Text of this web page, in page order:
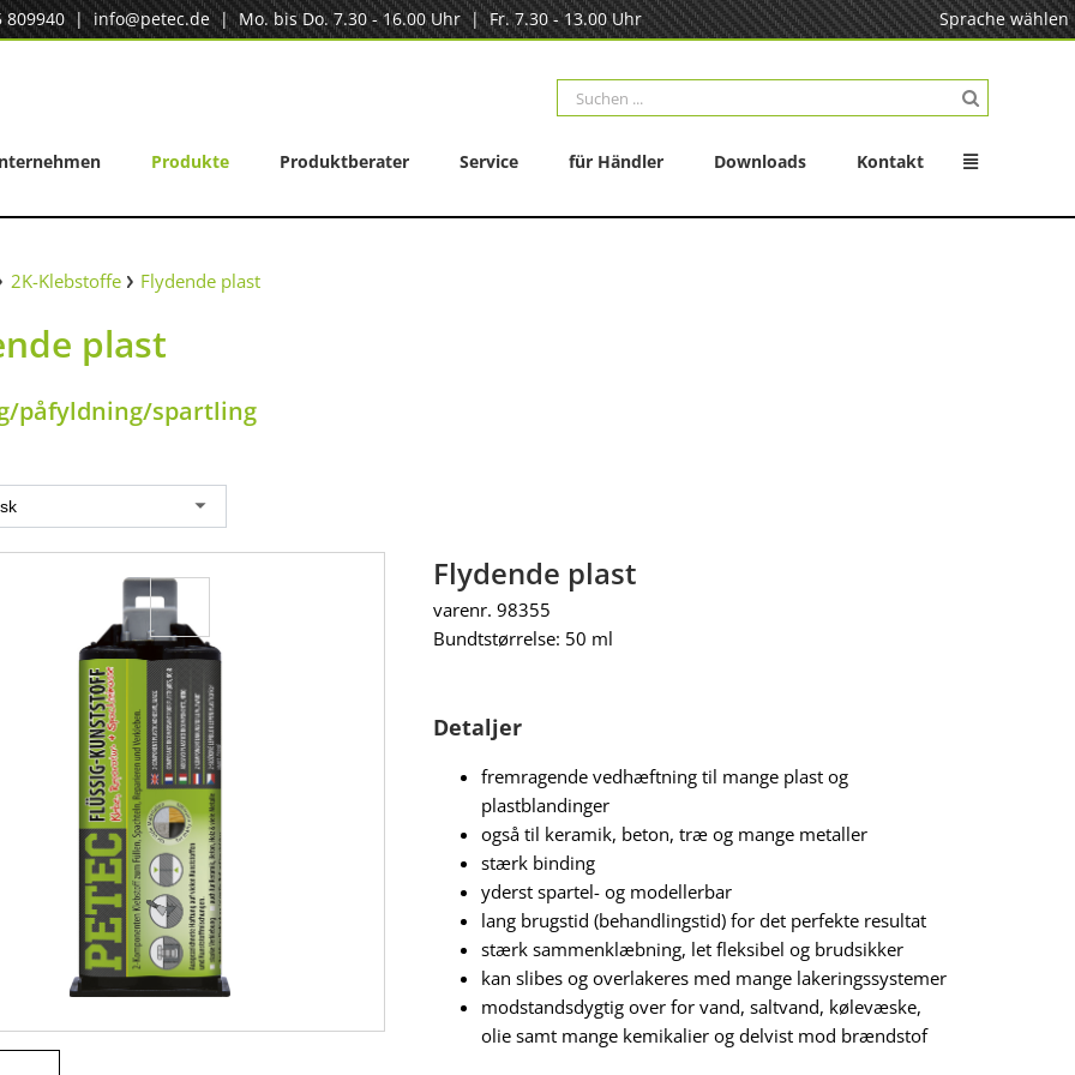
809940|info@petec.de| Mo. bis Do. 7.30 - 16.00 Uhr | Fr. 7.30 - 13.00 Uhr Sprache wählen
Suche
nach:
Produkte Produktberater Service für Händler Downloads Kontakt
2K-Klebstoffe Flydende plast
plast
påfyldning/spartling
Flydende plast
varenr. 98355
Bundtstørrelse: 50 ml
Detaljer
fremragende vedhæftning til mange plast og
plastblandinger
også til keramik, beton, træ og mange metaller
stærk binding
yderst spartel- og modellerbar
lang brugstid (behandlingstid) for det perfekte resultat
stærk sammenklæbning, let fleksibel og brudsikker
kan slibes og overlakeres med mange lakeringssystemer
modstandsdygtig over for vand, saltvand, kølevæske,
olie samt mange kemikalier og delvist mod brændstof